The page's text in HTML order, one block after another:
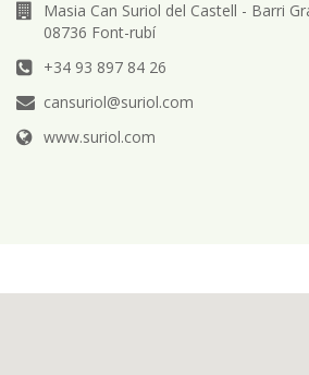
Masia Can Suriol del Castell - Barri
08736 Font-rubí
+34 93 897 84 26
cansuriol@suriol.com
www.suriol.com